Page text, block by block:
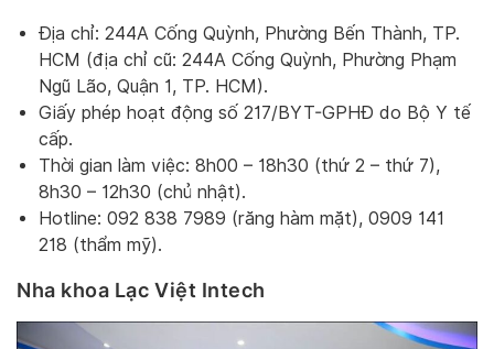
Địa chỉ: 244A Cống Quỳnh, Phường Bến Thành, TP.
HCM (địa chỉ cũ: 244A Cống Quỳnh, Phường Phạm
Ngũ Lão, Quận 1, TP. HCM).
Giấy phép hoạt động số 217/BYT-GPHĐ do Bộ Y tế
cấp.
Thời gian làm việc: 8h00 – 18h30 (thứ 2 – thứ 7),
8h30 – 12h30 (chủ nhật).
Hotline: 092 838 7989 (răng hàm mặt), 0909 141
218 (thẩm mỹ).
Nha khoa Lạc Việt Intech